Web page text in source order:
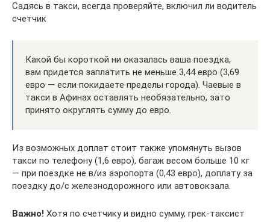
Садясь в такси, всегда проверяйте, включил ли водитель
счетчик
Какой бы короткой ни оказалась ваша поездка,
вам придется заплатить не меньше 3,44 евро (3,69
евро — если покидаете пределы города). Чаевые в
такси в Афинах оставлять необязательно, зато
принято округлять сумму до евро.
Из возможных доплат стоит также упомянуть вызов
такси по телефону (1,6 евро), багаж весом больше 10 кг
— при поездке не в/из аэропорта (0,43 евро), доплату за
поездку до/с железнодорожного или автовокзала.
Важно! Хотя по счетчику и видно сумму, грек-таксист